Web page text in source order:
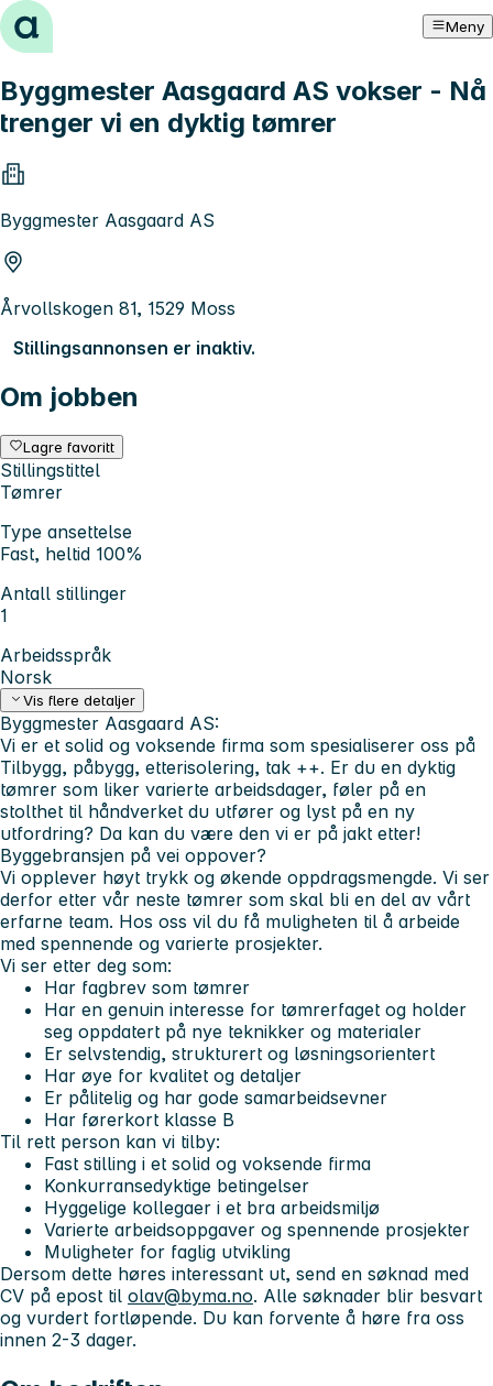
Hopp til innhold Meny
Byggmester Aasgaard AS vokser - Nå
trenger vi en dyktig tømrer
Byggmester Aasgaard AS
Årvollskogen 81, 1529 Moss
Stillingsannonsen er inaktiv.
Om jobben
Lagre favoritt
Stillingstittel
Tømrer
Type ansettelse
Fast, heltid 100%
Antall stillinger
1
Arbeidsspråk
Norsk
Vis flere detaljer
Byggmester Aasgaard AS:
Vi er et solid og voksende firma som spesialiserer oss på
Tilbygg, påbygg, etterisolering, tak ++. Er du en dyktig
tømrer som liker varierte arbeidsdager, føler på en
stolthet til håndverket du utfører og lyst på en ny
utfordring? Da kan du være den vi er på jakt etter!
Byggebransjen på vei oppover?
Vi opplever høyt trykk og økende oppdragsmengde. Vi ser
derfor etter vår neste tømrer som skal bli en del av vårt
erfarne team. Hos oss vil du få muligheten til å arbeide
med spennende og varierte prosjekter.
Vi ser etter deg som:
Har fagbrev som tømrer
Har en genuin interesse for tømrerfaget og holder
seg oppdatert på nye teknikker og materialer
Er selvstendig, strukturert og løsningsorientert
Har øye for kvalitet og detaljer
Er pålitelig og har gode samarbeidsevner
Har førerkort klasse B
Til rett person kan vi tilby:
Fast stilling i et solid og voksende firma
Konkurransedyktige betingelser
Hyggelige kollegaer i et bra arbeidsmiljø
Varierte arbeidsoppgaver og spennende prosjekter
Muligheter for faglig utvikling
Dersom dette høres interessant ut, send en søknad med
CV på epost til olav@byma.no. Alle søknader blir besvart
og vurdert fortløpende. Du kan forvente å høre fra oss
innen 2-3 dager.